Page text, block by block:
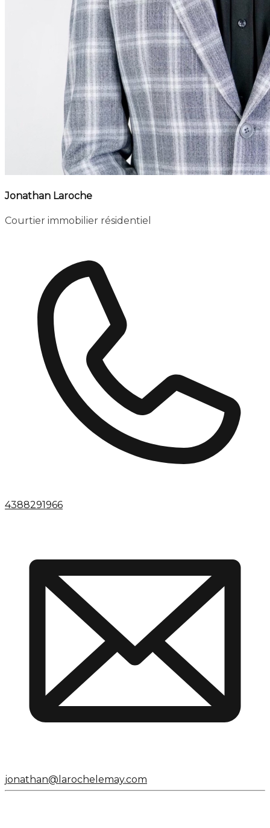
Jonathan Laroche
Courtier immobilier résidentiel
4388291966
jonathan@larochelemay.com